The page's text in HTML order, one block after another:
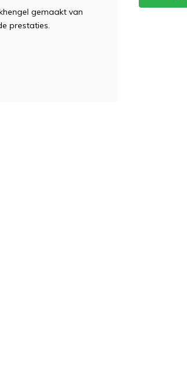
gemaakt van
prestaties.